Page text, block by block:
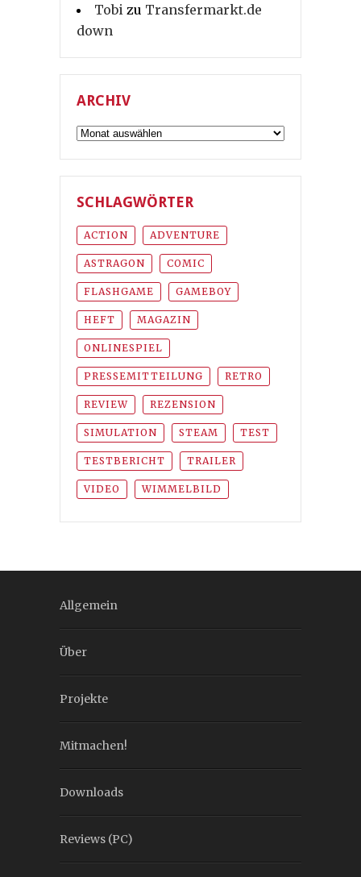
Tobi zu Transfermarkt.de
down
ARCHIV
Archiv
SCHLAGWÖRTER
ACTION ADVENTURE
ASTRAGON COMIC
FLASHGAME GAMEBOY
HEFT MAGAZIN
ONLINESPIEL
PRESSEMITTEILUNG RETRO
REVIEW REZENSION
SIMULATION STEAM TEST
TESTBERICHT TRAILER
VIDEO WIMMELBILD
Allgemein
Über
Projekte
Mitmachen!
Downloads
Reviews (PC)